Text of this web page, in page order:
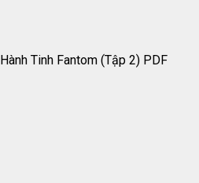
Tinh Fantom (Tập 2) PDF